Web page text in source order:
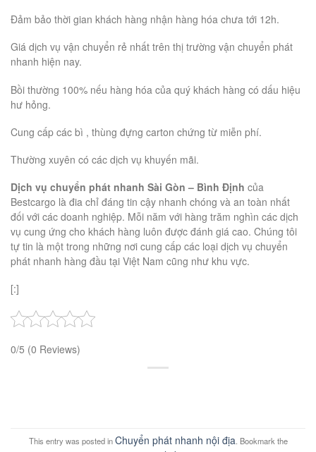
Đảm bảo thời gian khách hàng nhận hàng hóa chưa tới 12h.
Giá dịch vụ vận chuyển rẻ nhất trên thị trường vận chuyển phát
nhanh hiện nay.
Bồi thường 100% nếu hàng hóa của quý khách hàng có dấu hiệu
hư hỏng.
Cung cấp các bì , thùng đựng carton chứng từ miễn phí.
Thường xuyên có các dịch vụ khuyến mãi.
Dịch vụ chuyển phát nhanh Sài Gòn – Bình Định của
Bestcargo là đia chỉ đáng tin cậy nhanh chóng và an toàn nhất
đối với các doanh nghiệp. Mỗi năm với hàng trăm nghìn các dịch
vụ cung ứng cho khách hàng luôn được đánh giá cao. Chúng tôi
tự tin là một trong những nơi cung cấp các loại dịch vụ chuyển
phát nhanh hàng đầu tại Việt Nam cũng như khu vực.
[:]
0/5 (0 Reviews)
This entry was posted inChuyển phát nhanh nội địa . Bookmark the